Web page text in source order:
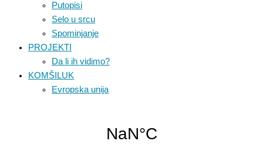
Putopisi
Selo u srcu
Spominjanje
PROJEKTI
Da li ih vidimo?
KOMŠILUK
Evropska unija